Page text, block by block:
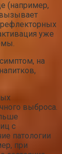
(например,
уже
на
выброса.
с
патологии
при